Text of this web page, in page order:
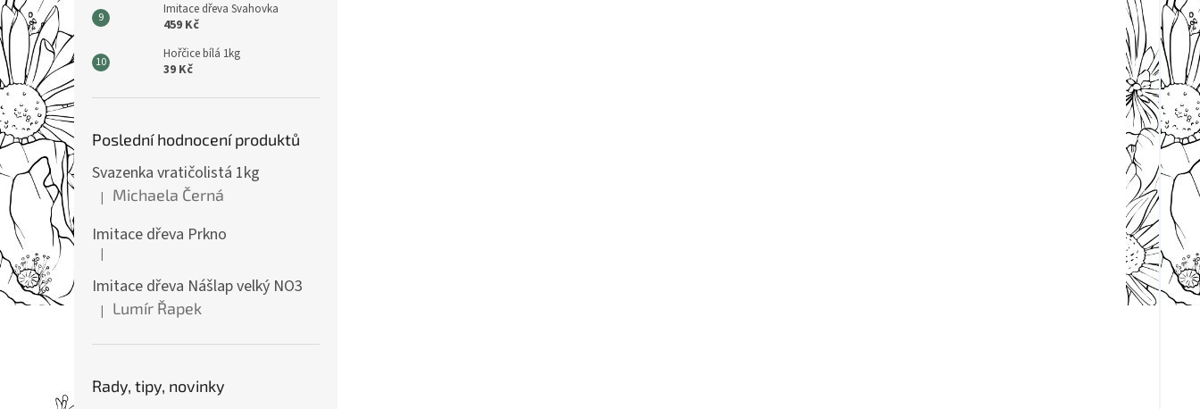
Imitace dřeva Svahovka
459 Kč
Hořčice bílá 1kg
39 Kč
Poslední hodnocení produktů
Svazenka vratičolistá 1kg
Hodnocení produktu je 5 z 5 hvězdiček.
| Michaela Černá
Imitace dřeva Prkno
Hodnocení produktu je 5 z 5 hvězdiček.
|
Imitace dřeva Nášlap velký NO3
Hodnocení produktu je 5 z 5 hvězdiček.
| Lumír Řapek
Rady, tipy, novinky